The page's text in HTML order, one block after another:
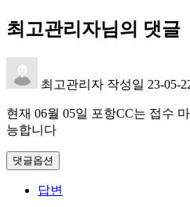
최고관리자님의 댓글
최고관리자 작성일 23-05-
현재 06월 05일 포항CC는 접수
능합니다
댓글옵션
답변